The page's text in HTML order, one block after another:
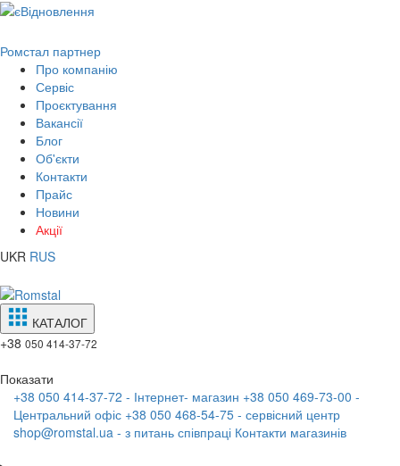
Ромстал партнер
Про компанію
Сервіс
Проєктування
Вакансії
Блог
Об'єкти
Контакти
Прайс
Новини
Акції
UKR RUS
КАТАЛОГ
+38 050 414-37-72
Показати
+38 050 414-37-72 - Інтернет- магазин +38 050 469-73-00 -
Центральний офіс +38 050 468-54-75 - сервісний центр
shop@romstal.ua - з питань співпраці Контакти магазинів